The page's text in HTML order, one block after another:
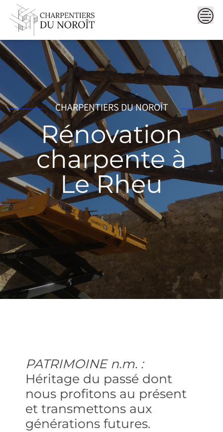
content
CHARPENTIERS DU NOROÎT
Rénovation
charpente à
Le Rheu
PATRIMOINE n.m. :
Héritage du passé dont
nous profitons au présent
et transmettons aux
générations futures.